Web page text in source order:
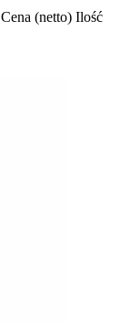
Cena (netto) Ilość